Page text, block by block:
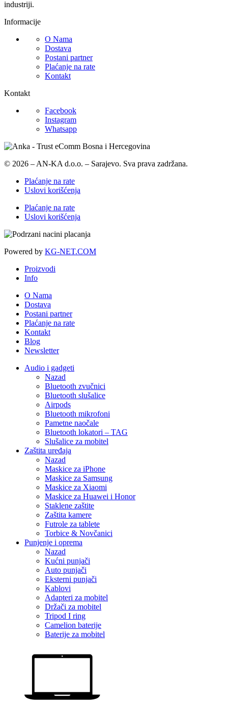
industriji.
Informacije
O Nama
Dostava
Postani partner
Plaćanje na rate
Kontakt
Kontakt
Facebook
Instagram
Whatsapp
© 2026 – AN-KA d.o.o. – Sarajevo. Sva prava zadržana.
Plaćanje na rate
Uslovi korišćenja
Plaćanje na rate
Uslovi korišćenja
Powered by KG-NET.COM
Proizvodi
Info
O Nama
Dostava
Postani partner
Plaćanje na rate
Kontakt
Blog
Newsletter
Audio i gadgeti
Nazad
Bluetooth zvučnici
Bluetooth slušalice
Airpods
Bluetooth mikrofoni
Pametne naočale
Bluetooth lokatori – TAG
Slušalice za mobitel
Zaštita uređaja
Nazad
Maskice za iPhone
Maskice za Samsung
Maskice za Xiaomi
Maskice za Huawei i Honor
Staklene zaštite
Zaštita kamere
Futrole za tablete
Torbice & Novčanici
Punjenje i oprema
Nazad
Kućni punjači
Auto punjači
Eksterni punjači
Kablovi
Adapteri za mobitel
Držači za mobitel
Tripod I ring
Camelion baterije
Baterije za mobitel